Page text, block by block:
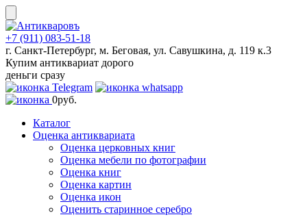
Skip
to
content
+7 (911) 083-51-18
г. Санкт-Петербург, м. Беговая, ул. Савушкина, д. 119 к.3
Купим антиквариат дорого
деньги сразу
0руб.
Каталог
Оценка антиквариата
Оценка церковных книг
Оценка мебели по фотографии
Оценка книг
Оценка картин
Оценка икон
Оценить старинное серебро